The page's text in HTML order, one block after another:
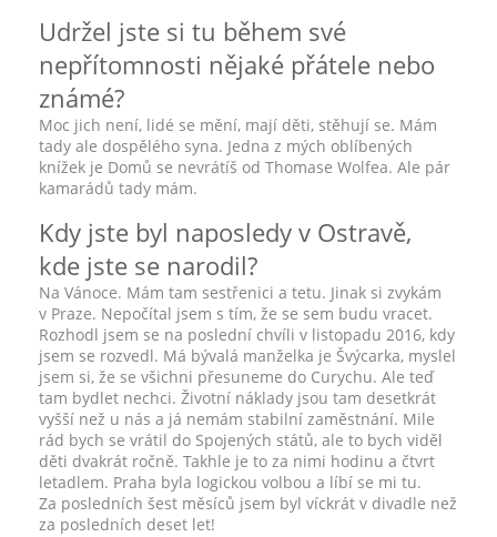
Udržel jste si tu během své
nepřítomnosti nějaké přátele nebo
známé?
Moc jich není, lidé se mění, mají děti, stěhují se. Mám
tady ale dospělého syna. Jedna z mých oblíbených
knížek je Domů se nevrátíš od Thomase Wolfea. Ale pár
kamarádů tady mám.
Kdy jste byl naposledy v Ostravě,
kde jste se narodil?
Na Vánoce. Mám tam sestřenici a tetu. Jinak si zvykám
v Praze. Nepočítal jsem s tím, že se sem budu vracet.
Rozhodl jsem se na poslední chvíli v listopadu 2016, kdy
jsem se rozvedl. Má bývalá manželka je Švýcarka, myslel
jsem si, že se všichni přesuneme do Curychu. Ale teď
tam bydlet nechci. Životní náklady jsou tam desetkrát
vyšší než u nás a já nemám stabilní zaměstnání. Mile
rád bych se vrátil do Spojených států, ale to bych viděl
děti dvakrát ročně. Takhle je to za nimi hodinu a čtvrt
letadlem. Praha byla logickou volbou a líbí se mi tu.
Za posledních šest měsíců jsem byl víckrát v divadle než
za posledních deset let!